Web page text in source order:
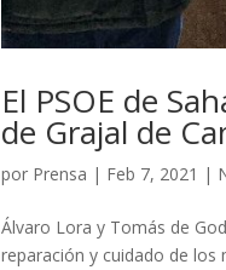
El PSOE de
de Grajal de
por Prensa | Feb 7, 2021 |
Álvaro Lora y Tomás de
reparación y cuidado de los